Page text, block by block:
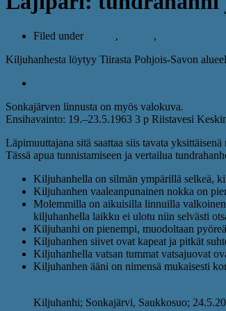
Filed under , ,
Kiljuhanhesta löytyy Tiirasta Pohjois-Savon
Sonkajärven linnusta on myös valokuva.
Ensihavainto: 19.–23.5.1963 3 p Riistavesi
Läpimuuttajana sitä saattaa siis tavata
Tässä apua tunnistamiseen ja vertailua
Kiljuhanhella on silmän ympärillä selkeä,
Kiljuhanhen vaaleanpunainen nokka on
Molemmilla on aikuisilla linnuilla valkoinen
kiljuhanhella laikku ei ulotu niin selvästi
Kiljuhanhi on pienempi, muodoltaan
Kiljuhanhen siivet ovat kapeat ja pitkät
Kiljuhanhella vatsan tummat vatsajuovat
Kiljuhanhen ääni on nimensä mukaisesti
Kiljuhanhi; Sonkajärvi, Saukkosuo;